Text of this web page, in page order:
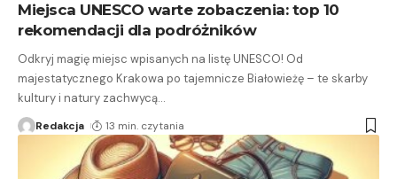
Miejsca UNESCO warte zobaczenia: top 10
rekomendacji dla podróżników
Odkryj magię miejsc wpisanych na listę UNESCO! Od
majestatycznego Krakowa po tajemnicze Białowieżę – te skarby
kultury i natury zachwycą…
Redakcja 13 min. czytania